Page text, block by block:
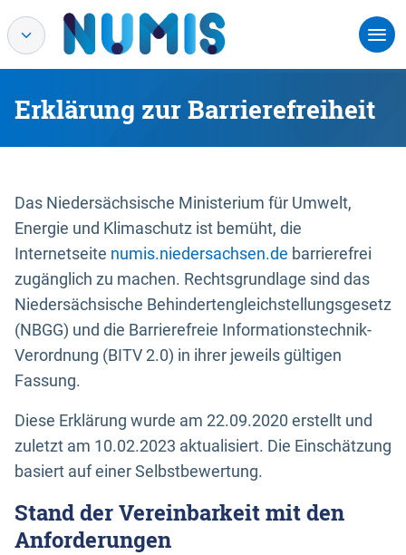
Erklärung zur Barrierefreiheit
Das Niedersächsische Ministerium für Umwelt,
Energie und Klimaschutz ist bemüht, die
Internetseite numis.niedersachsen.de barrierefrei
zugänglich zu machen. Rechtsgrundlage sind das
Niedersächsische Behindertengleichstellungsgesetz
(NBGG) und die Barrierefreie Informationstechnik-
Verordnung (BITV 2.0) in ihrer jeweils gültigen
Fassung.
Diese Erklärung wurde am 22.09.2020 erstellt und
zuletzt am 10.02.2023 aktualisiert. Die Einschätzung
basiert auf einer Selbstbewertung.
Stand der Vereinbarkeit mit den
Anforderungen